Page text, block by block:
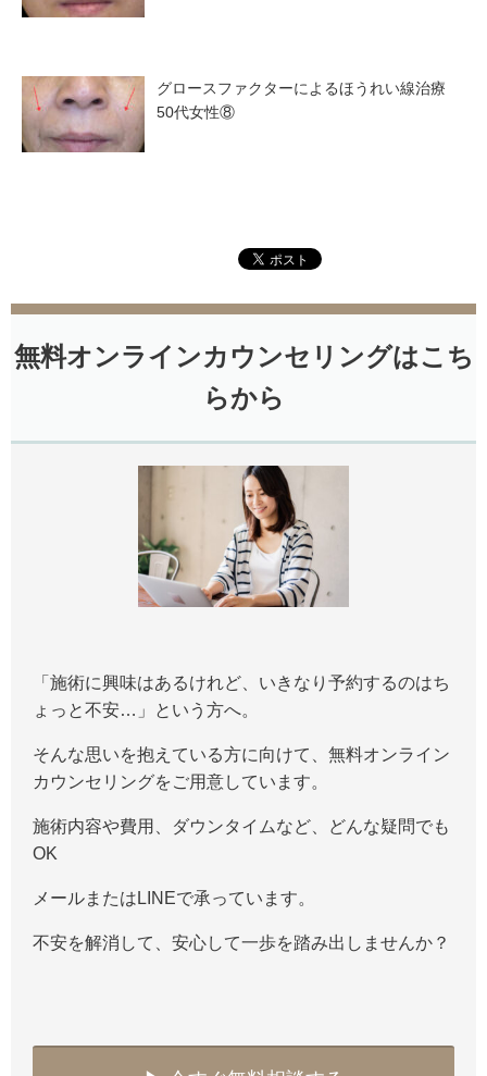
グロースファクターによるほうれい線治療
50代女性⑧
無料オンラインカウンセリングはこち
らから
「施術に興味はあるけれど、いきなり予約するのはち
ょっと不安…」という方へ。
そんな思いを抱えている方に向けて、無料オンライン
カウンセリングをご用意しています。
施術内容や費用、ダウンタイムなど、どんな疑問でも
OK
メールまたはLINEで承っています。
不安を解消して、安心して一歩を踏み出しませんか？